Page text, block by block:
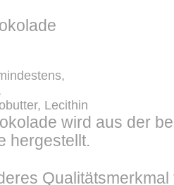
Lecithin
wird aus der
hergestellt.
Qualitätsmerkmal